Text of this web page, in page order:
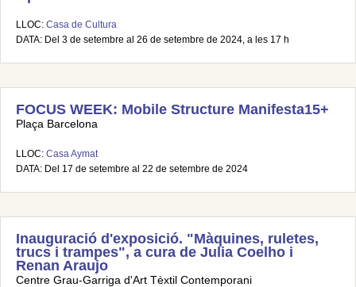
LLOC: Casa de Cultura
DATA: Del 3 de setembre al 26 de setembre de 2024, a les 17 h
FOCUS WEEK: Mobile Structure Manifesta15+
Plaça Barcelona
LLOC: Casa Aymat
DATA: Del 17 de setembre al 22 de setembre de 2024
Inauguració d'exposició. "Màquines, ruletes,
trucs i trampes", a cura de Julia Coelho i
Renan Araujo
Centre Grau-Garriga d'Art Tèxtil Contemporani